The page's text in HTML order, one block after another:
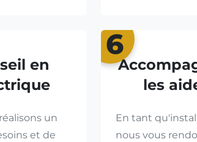
en
un
et de
6
les
En tant
nous vous